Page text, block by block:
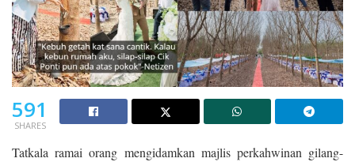
591
SHARES
Tatkala ramai orang mengidamkan majlis perkahwinan gilang-